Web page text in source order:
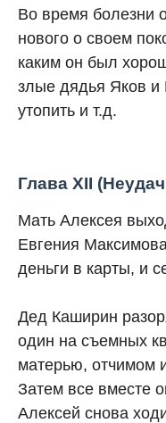
Во время болезни
нового о своем
каким он был
злые дядья Яков и
утопить и т.д.
Глава XII
Мать Алексея
Евгения
деньги в карты, и
Дед Каширин
один на съемных
матерью, отчимом
Затем все вместе
Алексей снова